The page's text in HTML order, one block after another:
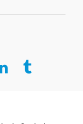
Compartir en Tumblr